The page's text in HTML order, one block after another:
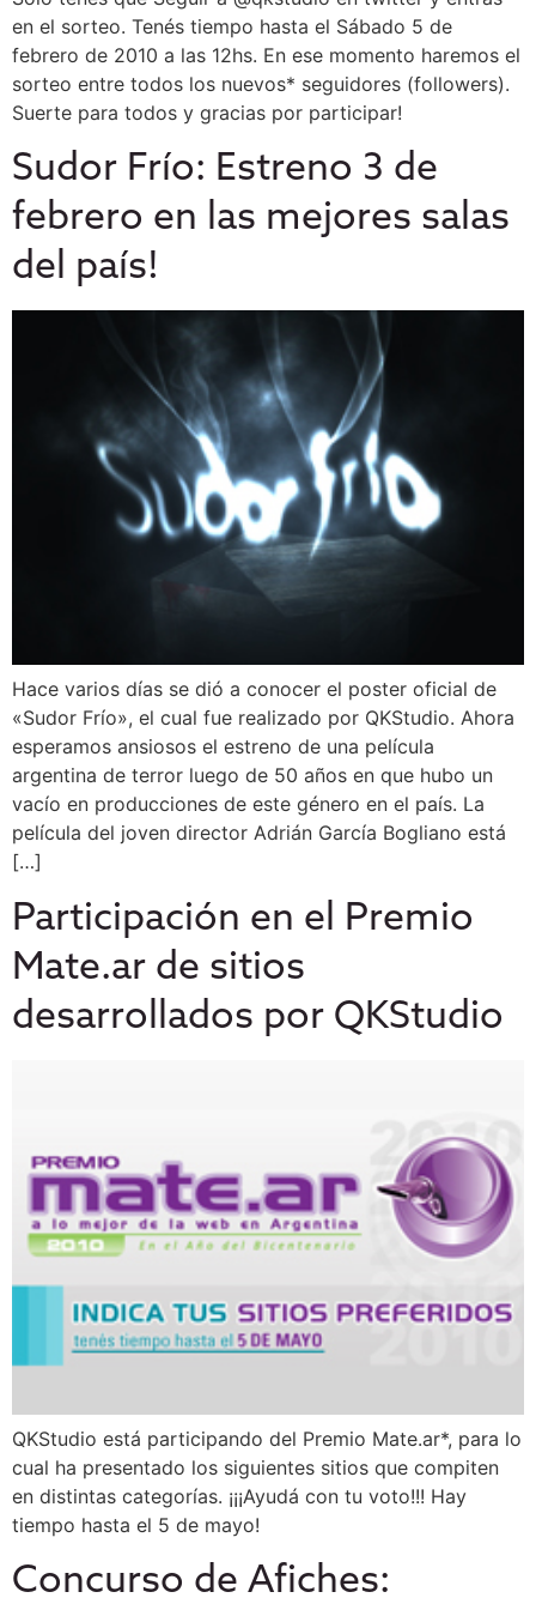
en el sorteo. Tenés tiempo hasta el Sábado 5 de
febrero de 2010 a las 12hs. En ese momento haremos el
sorteo entre todos los nuevos* seguidores (followers).
Suerte para todos y gracias por participar!
Sudor Frío: Estreno 3 de
febrero en las mejores salas
del país!
Hace varios días se dió a conocer el poster oficial de
«Sudor Frío», el cual fue realizado por QKStudio. Ahora
esperamos ansiosos el estreno de una película
argentina de terror luego de 50 años en que hubo un
vacío en producciones de este género en el país. La
película del joven director Adrián García Bogliano está
[…]
Participación en el Premio
Mate.ar de sitios
desarrollados por QKStudio
QKStudio está participando del Premio Mate.ar*, para lo
cual ha presentado los siguientes sitios que compiten
en distintas categorías. ¡¡¡Ayudá con tu voto!!! Hay
tiempo hasta el 5 de mayo!
Concurso de Afiches: